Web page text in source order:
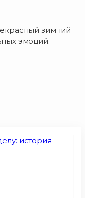
зимний
эмоций.